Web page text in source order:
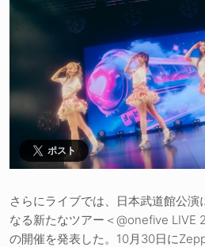
ポスト
さらにライブでは、日本武道館公演
なる新たなツアー＜@onefive LIVE
の開催を発表した。10月30日に